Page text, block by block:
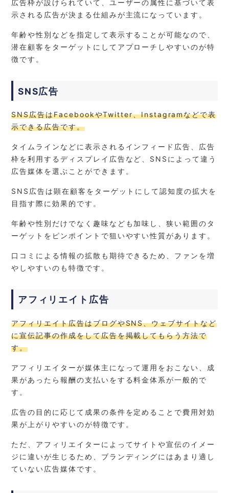
広告枠が設けられていて、ユーザーの属性に基づいて表
示される広告が決まる仕組みが主流になっています。
年齢や性別などを指定して表示することが可能なので、
潜在顧客をターゲットにしてアプローチしやすいのが特
徴です。
SNS広告
SNS広告はFacebookやTwitter、Instagramなどで表
示できる広告です。
タイムラインなどに表示されるインフィード広告、広告
枠を利用するディスプレイ広告など、SNSによって違う
広告媒体を選ぶことができます。
SNS広告は顕在顧客をターゲットにして認知度の拡大を
目指す際に効果的です。
年齢や性別だけでなく趣味なども加味し、狭い範囲のタ
ーゲットをピンポイントで狙いやすい性質があります。
口コミによる情報の拡散も期待できるため、ファンを増
やしやすいのも特徴です。
アフィリエイト広告
アフィリエイト広告はブログやSNS、ウェブサイトなど
に宣伝記事の作成をして広告を掲載してもらう方法で
す。
アフィリエイターが媒体主になって運用をおこない、成
果があったら報酬の支払いをする料金体系が一般的で
す。
広告の目的に応じて成果の条件を定めることで費用対効
果が上がりやすいのが特徴です。
ただ、アフィリエイターによってサイトや宣伝のイメー
ジに違いが生じるため、ブランディングにはあまり適し
ていない広告媒体です。